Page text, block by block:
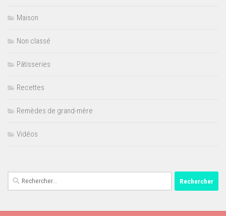
Maison
Non classé
Pâtisseries
Recettes
Remèdes de grand-mère
Vidéos
Rechercher :